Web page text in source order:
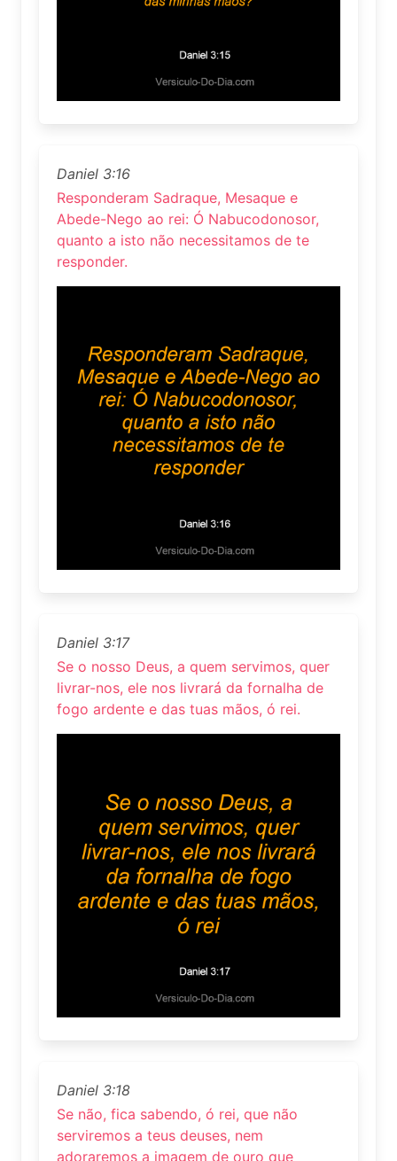
Daniel 3:16
Responderam Sadraque, Mesaque e
Abede-Nego ao rei: Ó Nabucodonosor,
quanto a isto não necessitamos de te
responder.
Daniel 3:17
Se o nosso Deus, a quem servimos, quer
livrar-nos, ele nos livrará da fornalha de
fogo ardente e das tuas mãos, ó rei.
Daniel 3:18
Se não, fica sabendo, ó rei, que não
serviremos a teus deuses, nem
adoraremos a imagem de ouro que